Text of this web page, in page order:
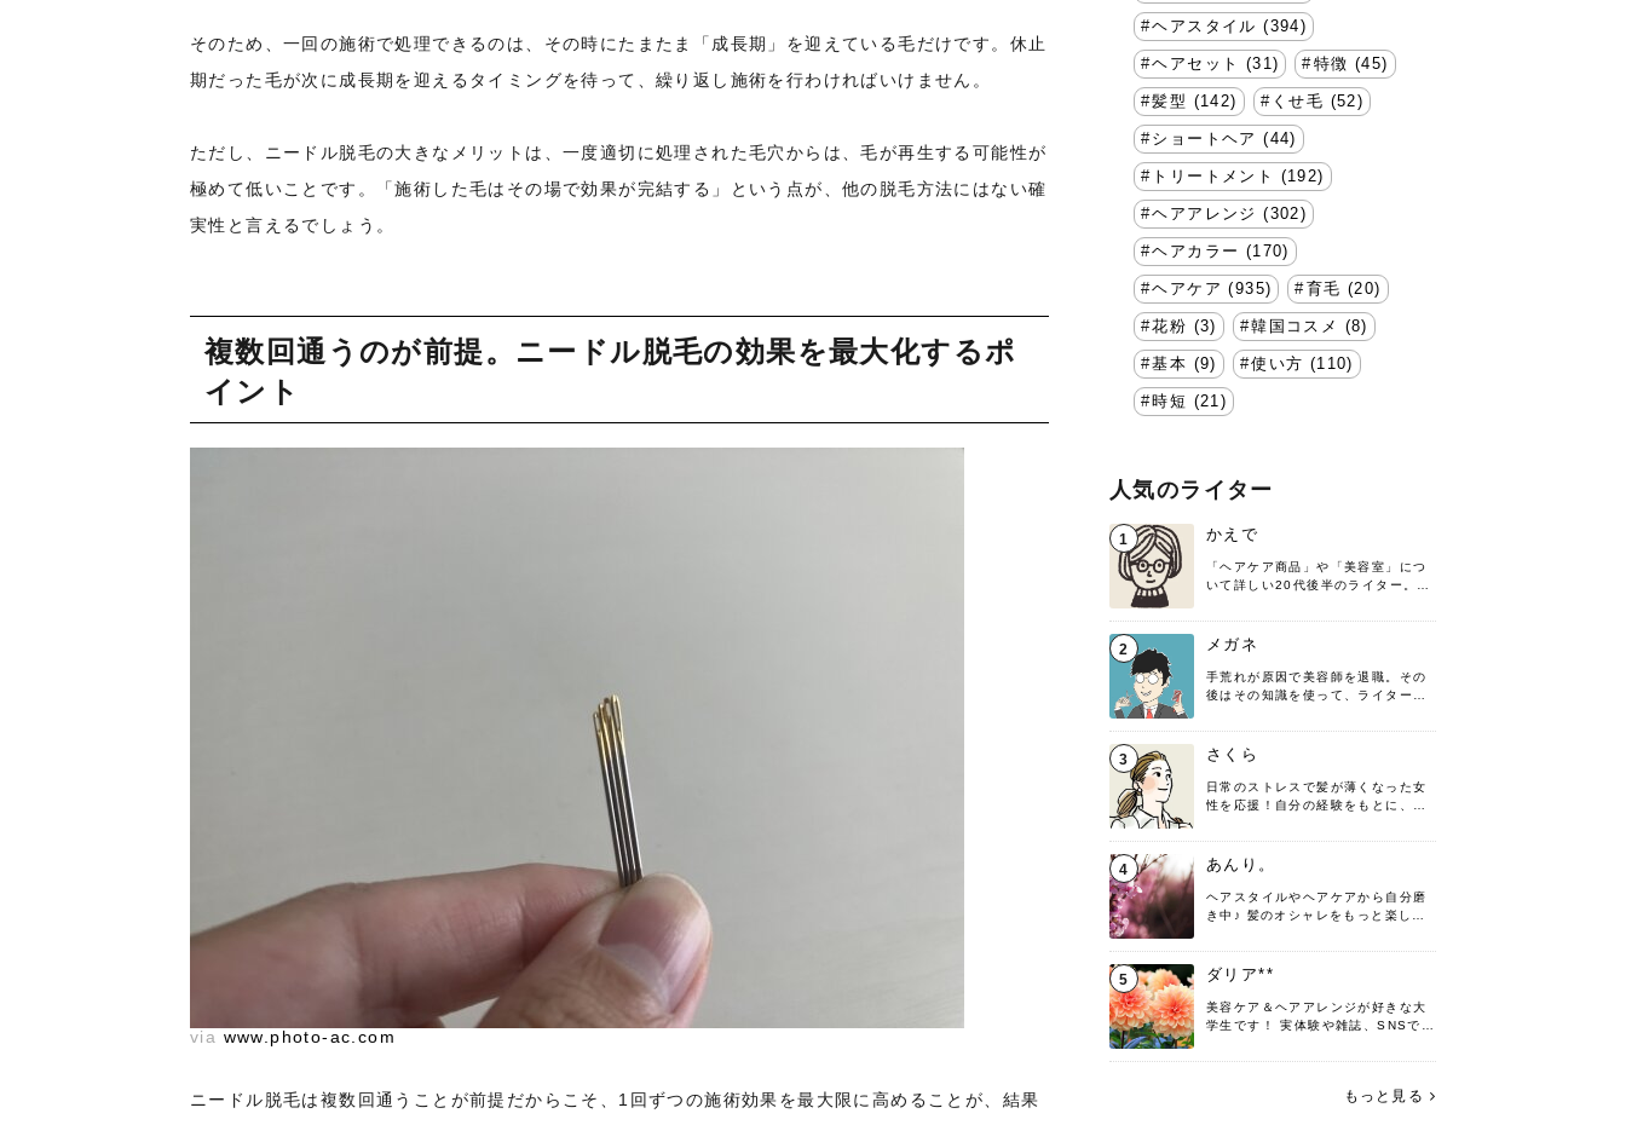
そのため、一回の施術で処理できるのは、その時にたまたま「成長期」を迎えている毛だけです。休止
期だった毛が次に成長期を迎えるタイミングを待って、繰り返し施術を行わければいけません。
ただし、ニードル脱毛の大きなメリットは、一度適切に処理された毛穴からは、毛が再生する可能性が
極めて低いことです。「施術した毛はその場で効果が完結する」という点が、他の脱毛方法にはない確
実性と言えるでしょう。
複数回通うのが前提。ニードル脱毛の効果を最大化するポ
イント
via www.photo-ac.com
ニードル脱毛は複数回通うことが前提だからこそ、1回ずつの施術効果を最大限に高めることが、結果
ヘアスタイル (394)
ヘアセット (31) 特徴 (45)
髪型 (142) くせ毛 (52)
ショートヘア (44)
トリートメント (192)
ヘアアレンジ (302)
ヘアカラー (170)
ヘアケア (935) 育毛 (20)
花粉 (3) 韓国コスメ (8)
基本 (9) 使い方 (110)
時短 (21)
人気のライター
1 かえで
「ヘアケア商品」や「美容室」につ
いて詳しい20代後半のライター。楽
す！
2 メガネ
手荒れが原因で美容師を退職。その
後はその知識を使って、ライターと
髪の知識をわかりやすく紹介しま
す！
3 さくら
日常のストレスで髪が薄くなった女
性を応援！自分の経験をもとに、執
4 あんり。
ヘアスタイルやヘアケアから自分磨
き中♪ 髪のオシャレをもっと楽しめ
♡ 役立つ情報をお届けできるように
頑張ります！よろしくお願いしま
5 ダリア**
美容ケア＆ヘアアレンジが好きな大
学生です！ 実体験や雑誌、SNSで知
す。 これからよろしくお願いします
もっと見る